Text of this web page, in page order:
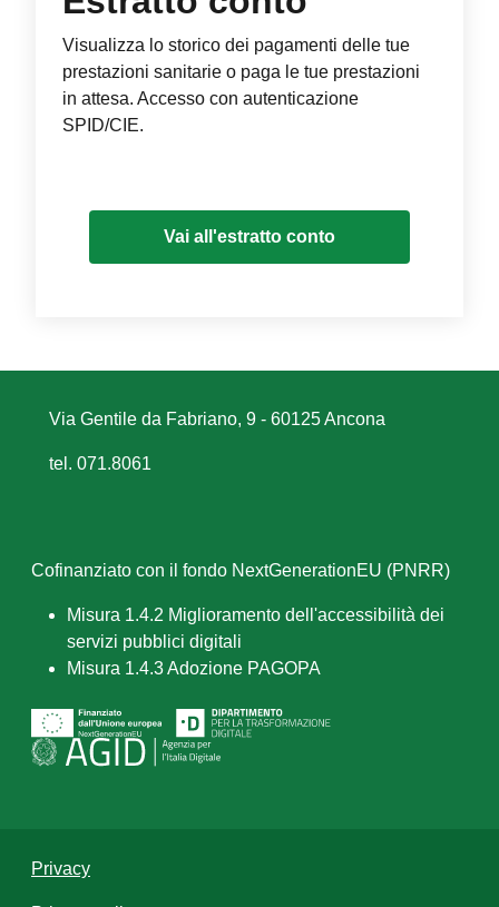
Visualizza lo storico dei pagamenti delle tue
prestazioni sanitarie o paga le tue prestazioni
in attesa. Accesso con autenticazione
SPID/CIE.
Vai all'estratto conto
Via Gentile da Fabriano, 9 - 60125 Ancona
tel. 071.8061
Cofinanziato con il fondo NextGenerationEU (PNRR)
Misura 1.4.2 Miglioramento dell'accessibilità dei
servizi pubblici digitali
Misura 1.4.3 Adozione PAGOPA
Privacy